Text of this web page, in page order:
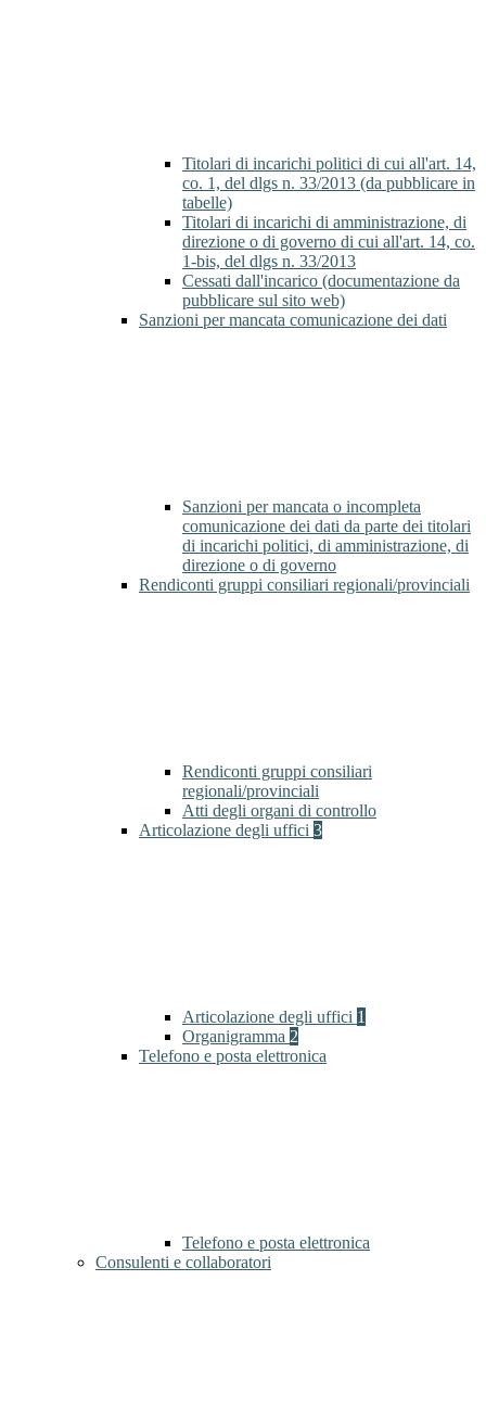
Titolari di incarichi politici di cui all'art. 14,
co. 1, del dlgs n. 33/2013 (da pubblicare in
tabelle)
Titolari di incarichi di amministrazione, di
direzione o di governo di cui all'art. 14, co.
1-bis, del dlgs n. 33/2013
Cessati dall'incarico (documentazione da
pubblicare sul sito web)
Sanzioni per mancata comunicazione dei dati
Sanzioni per mancata o incompleta
comunicazione dei dati da parte dei titolari
di incarichi politici, di amministrazione, di
direzione o di governo
Rendiconti gruppi consiliari regionali/provinciali
Rendiconti gruppi consiliari
regionali/provinciali
Atti degli organi di controllo
Articolazione degli uffici 3
Articolazione degli uffici 1
Organigramma 2
Telefono e posta elettronica
Telefono e posta elettronica
Consulenti e collaboratori